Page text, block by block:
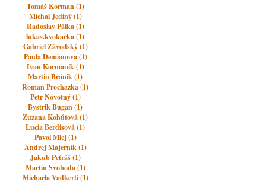
Tomáš Korman (1)
Michal Jediný (1)
Radoslav Pálka (1)
lukas.kvokacka (1)
Gabriel Závodský (1)
Paula Demianova (1)
Ivan Kormaník (1)
Martin Bránik (1)
Roman Prochazka (1)
Petr Novotný (1)
Bystrik Bugan (1)
Zuzana Kohútová (1)
Lucia Berdisová (1)
Pavol Mlej (1)
Andrej Majerník (1)
Jakub Petráš (1)
Martin Svoboda (1)
Michaela Vadkerti (1)